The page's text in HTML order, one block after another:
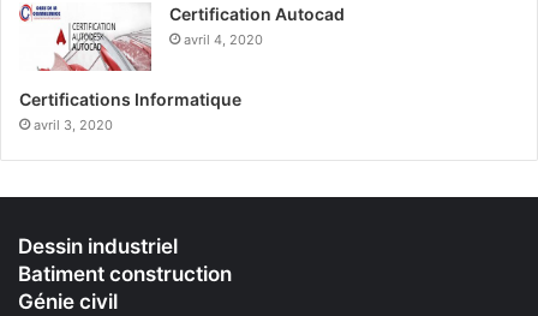
Certification Autocad
avril 4, 2020
Certifications Informatique
avril 3, 2020
Dessin industriel
Batiment construction
Génie civil